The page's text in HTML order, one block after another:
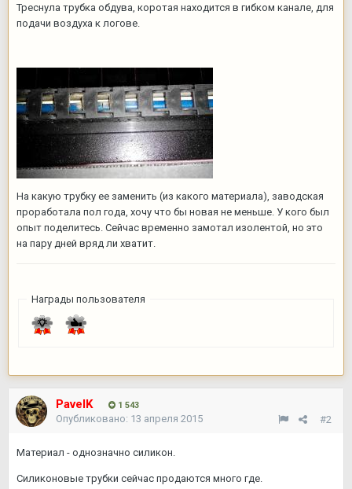
Треснула трубка обдува, коротая находится в гибком канале, для
подачи воздуха к логове.
На какую трубку ее заменить (из какого материала), заводская
проработала пол года, хочу что бы новая не меньше. У кого был
опыт поделитесь. Сейчас временно замотал изолентой, но это
на пару дней вряд ли хватит.
Награды пользователя
PavelK 1 543
#2
Опубликовано: 13 апреля 2015
Материал - однозначно силикон.
Силиконовые трубки сейчас продаются много где.